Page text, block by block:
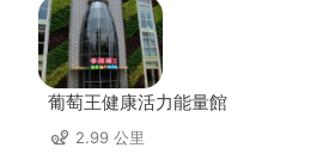
葡萄王健康活力能量館
2.99 公里